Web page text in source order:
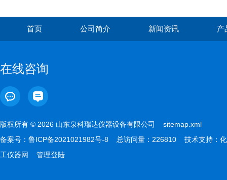
首页 公司简介 新闻资讯 产
在线咨询
版权所有 © 2026 山东泉科瑞达仪器设备有限公司 sitemap.xml
备案号： 鲁ICP备2021021982号-8 总访问量：226810 技术支持： 化
工仪器网
管理登陆